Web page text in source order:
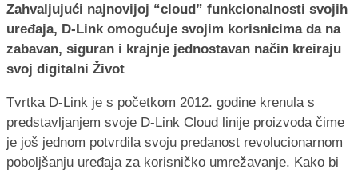
Zahvaljujući najnovijoj “cloud” funkcionalnosti svojih
uređaja, D-Link omogućuje svojim korisnicima da na
zabavan, siguran i krajnje jednostavan način kreiraju
svoj digitalni Život
Tvrtka D-Link je s početkom 2012. godine krenula s
predstavljanjem svoje D-Link Cloud linije proizvoda čime
je još jednom potvrdila svoju predanost revolucionarnom
poboljšanju uređaja za korisničko umrežavanje. Kako bi